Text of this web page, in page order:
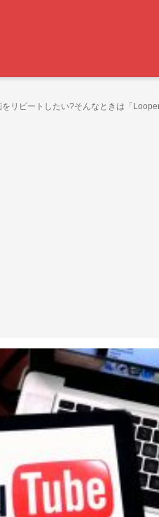
リピートしたい?そんなときは「